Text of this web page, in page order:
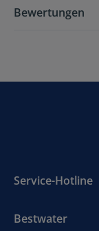
Bewertungen
Service-Hotline
Bestwater